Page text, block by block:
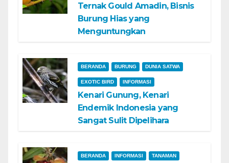
Ternak Gould Amadin, Bisnis
Burung Hias yang
Menguntungkan
BERANDA BURUNG DUNIA SATWA
EXOTIC BIRD INFORMASI
Kenari Gunung, Kenari
Endemik Indonesia yang
Sangat Sulit Dipelihara
BERANDA INFORMASI TANAMAN